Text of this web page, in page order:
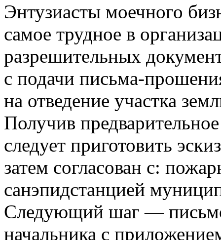
Энтузиасты моечного
самое трудное в
разрешительных
с подачи письма-
на отведение участка
Получив
следует приготовить
затем согласован с:
санэпидстанцией
Следующий шаг — письмо
начальника с